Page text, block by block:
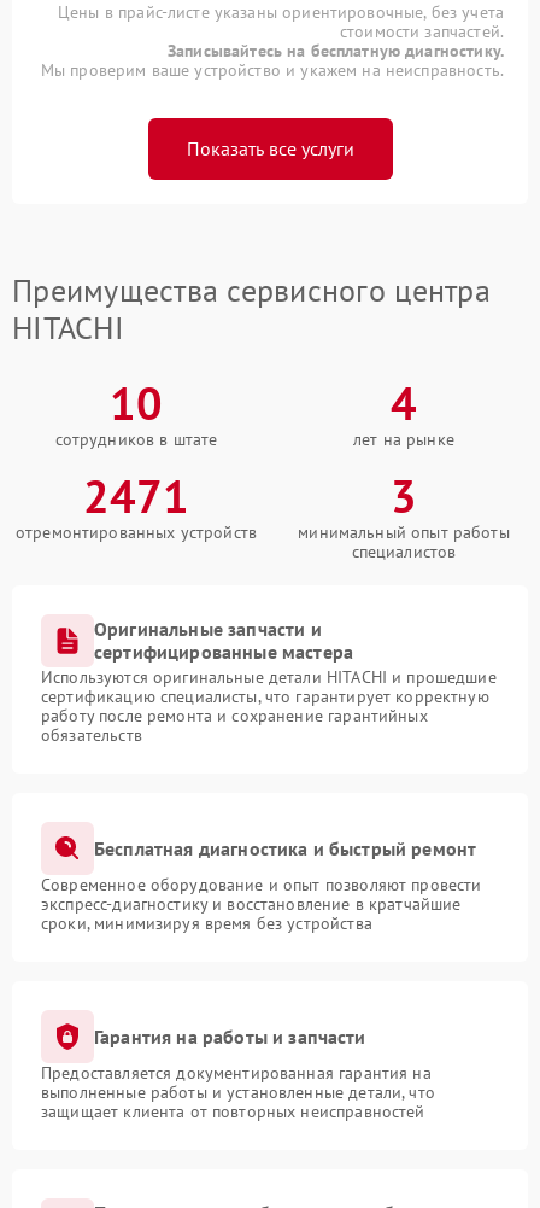
Цены в прайс-листе указаны ориентировочные, без учета
стоимости запчастей.
Записывайтесь на бесплатную диагностику.
Мы проверим ваше устройство и укажем на неисправность.
Показать все услуги
Преимущества сервисного центра
HITACHI
10
сотрудников в штате
4
лет на рынке
2471
отремонтированных устройств
3
минимальный опыт работы
специалистов
Оригинальные запчасти и
сертифицированные мастера
Используются оригинальные детали HITACHI и прошедшие
сертификацию специалисты, что гарантирует корректную
работу после ремонта и сохранение гарантийных
обязательств
Бесплатная диагностика и быстрый ремонт
Современное оборудование и опыт позволяют провести
экспресс-диагностику и восстановление в кратчайшие
сроки, минимизируя время без устройства
Гарантия на работы и запчасти
Предоставляется документированная гарантия на
выполненные работы и установленные детали, что
защищает клиента от повторных неисправностей